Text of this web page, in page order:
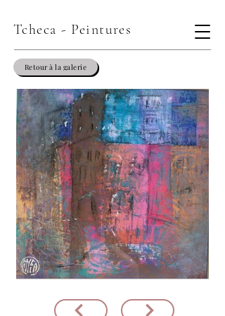
Tcheca - Peintures
Retour à la galerie